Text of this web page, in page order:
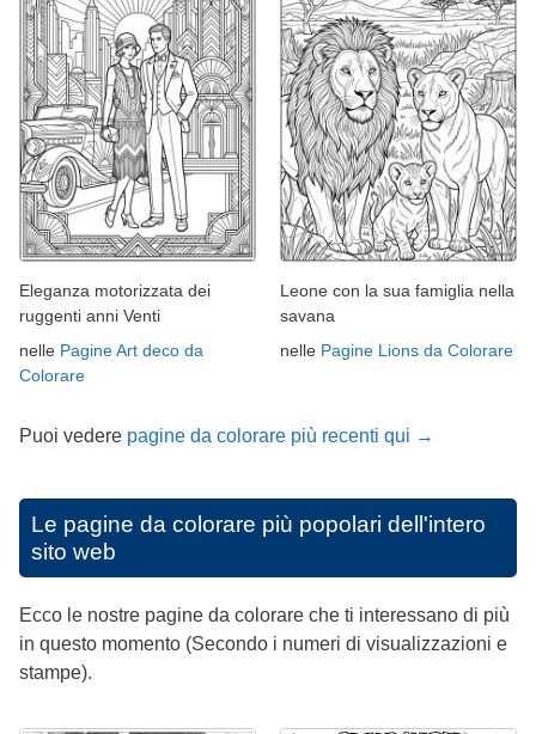
Eleganza motorizzata dei
ruggenti anni Venti
nelle Pagine Art deco da
Colorare
Leone con la sua famiglia nella
savana
nelle Pagine Lions da Colorare
Puoi vedere pagine da colorare più recenti qui →
Le pagine da colorare più popolari dell'intero
sito web
Ecco le nostre pagine da colorare che ti interessano di più
in questo momento (Secondo i numeri di visualizzazioni e
stampe).